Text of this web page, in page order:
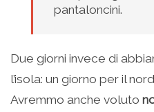
pantaloncini.
Due giorni invece di
l’isola: un giorno per il
Avremmo anche voluto